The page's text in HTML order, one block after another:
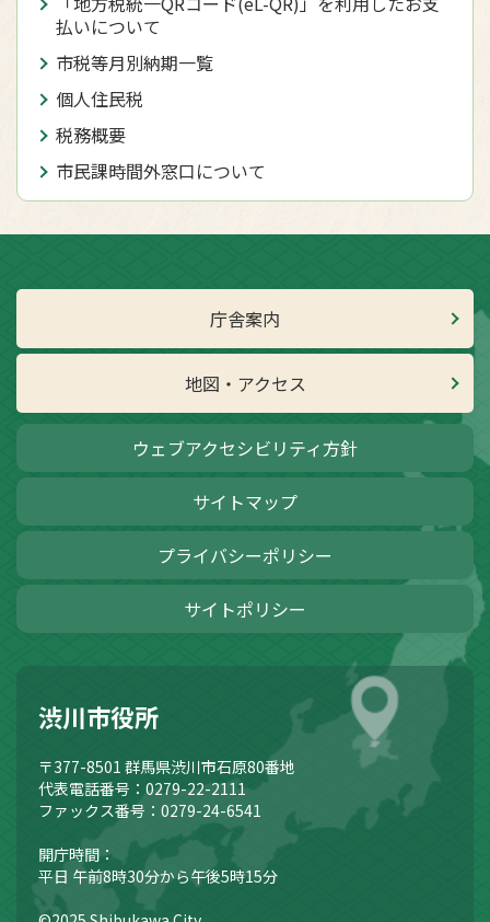
払いについて
市税等月別納期一覧
個人住民税
税務概要
市民課時間外窓口について
庁舎案内
地図・アクセス
ウェブアクセシビリティ方針
サイトマップ
プライバシーポリシー
サイトポリシー
渋川市役所
〒377-8501 群馬県渋川市石原80番地
代表電話番号：0279-22-2111
ファックス番号：0279-24-6541
開庁時間：
平日 午前8時30分から午後5時15分